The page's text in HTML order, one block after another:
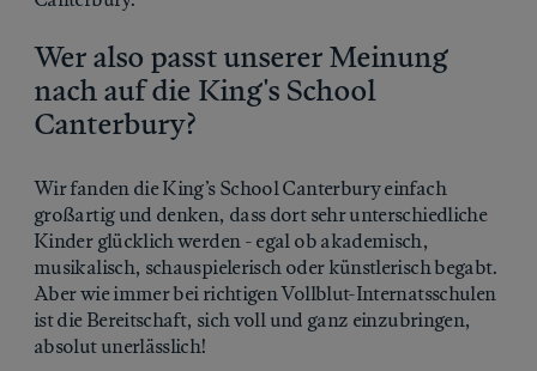
Wer also passt unserer Meinung
nach auf die King's School
Canterbury?
Wir fanden die King’s School Canterbury einfach
großartig und denken, dass dort sehr unterschiedliche
Kinder glücklich werden - egal ob akademisch,
musikalisch, schauspielerisch oder künstlerisch begabt.
Aber wie immer bei richtigen Vollblut-Internatsschulen
ist die Bereitschaft, sich voll und ganz einzubringen,
absolut unerlässlich!